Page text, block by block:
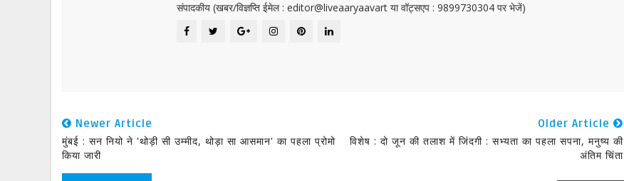
संपादकीय (खबर/विज्ञप्ति ईमेल : editor@liveaaryaavart या वॉट्सएप : 9899730304 पर भेजें)
Newer Article
मुंबई : सन नियो ने 'थोड़ी सी उम्मीद, थोड़ा सा आसमान' का पहला प्रोमो
किया जारी
Older Article
विशेष : दो जून की तलाश में जिंदगी : सभ्यता का पहला सपना, मनुष्य की
अंतिम चिंता